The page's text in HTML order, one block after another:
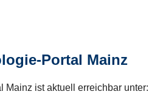
Portal Mainz
Mainz ist aktuell erreichbar unter: